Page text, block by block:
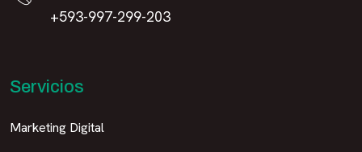
+593-997-299-203
Servicios
Marketing Digital